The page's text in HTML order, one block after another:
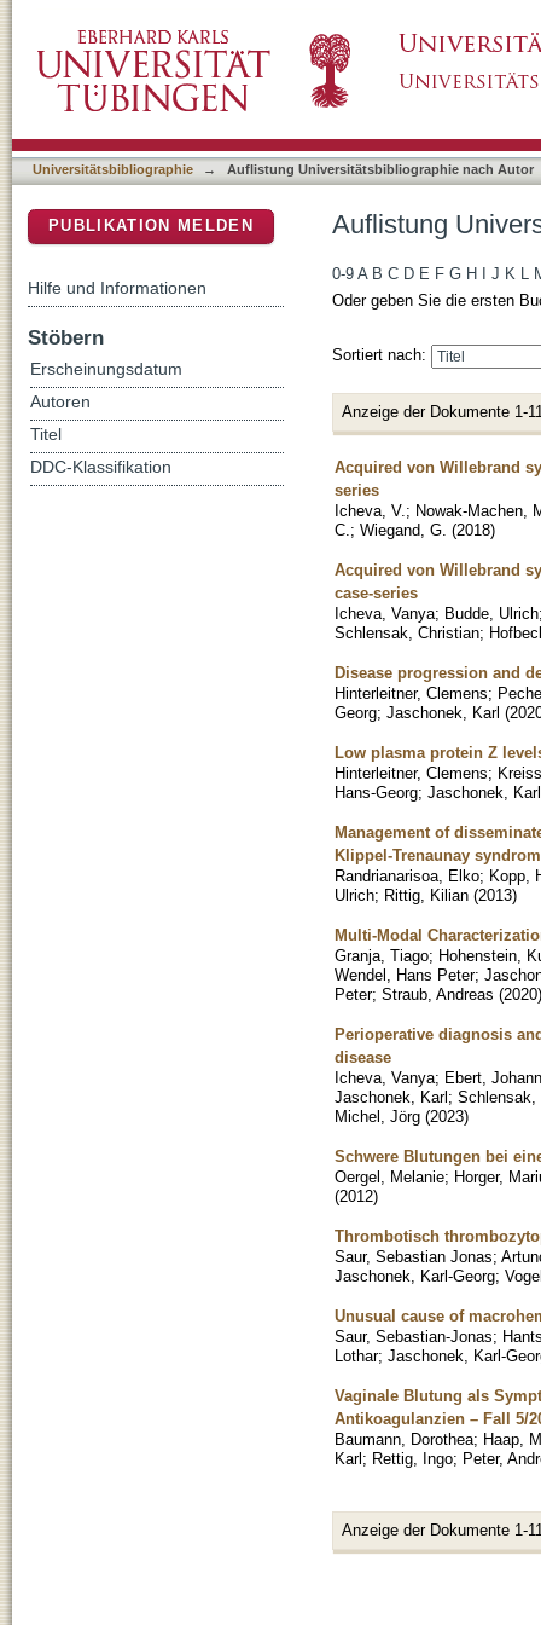
Universitätsbibliographie → Auflistung Universitätsbibliographie nach Autor
Auflistung
0-9 A B C D E F G H J K L
Oder geben Sie die ersten
Sortiert nach:
Anzeige der Dokumente 1-
Acquired von Willebrand
series
Icheva, V. ; Nowak-Machen,
C. ; Wiegand, G. (2018)
Acquired von Willebrand
case-series
Icheva, Vanya; Budde, Ulrich
Schlensak, Christian;
Disease progression and
Hinterleitner, Clemens;
Georg; Jaschonek, Karl (
Low plasma protein Z
Hinterleitner, Clemens;
Hans-Georg; Jaschonek,
Management of
Klippel-Trenaunay
Randrianarisoa, Elko; Kopp,
Ulrich; Rittig, Kilian (2013)
Multi-Modal
Granja, Tiago; Hohenstein,
Wendel, Hans Peter;
Peter; Straub, Andreas (2020)
Perioperative diagnosis
disease
Icheva, Vanya; Ebert,
Jaschonek, Karl; Schlensak,
Michel, Jörg (2023)
Schwere Blutungen bei
Oergel, Melanie; Horger,
(2012)
Thrombotisch
Saur, Sebastian Jonas;
Jaschonek, Karl-Georg;
Unusual cause of
Saur, Sebastian-Jonas;
Lothar; Jaschonek, Karl-
Vaginale Blutung als
Antikoagulanzien – Fall 5/
Baumann, Dorothea; Haap,
Karl; Rettig, Ingo; Peter,
Anzeige der Dokumente 1-
PUBLIKATION MELDEN
Hilfe und Informationen
Stöbern
Erscheinungsdatum
Autoren
Titel
DDC-Klassifikation